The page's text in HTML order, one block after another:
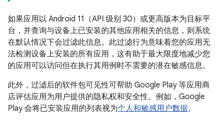
如果应用以 Android 11（API 级别 30）或更高版本为目标平
台，并查询与设备上已安装的其他应用相关的信息，则系统
在默认情况下会过滤此信息。此过滤行为意味着您的应用无
法检测设备上安装的所有应用，这有助于最大限度地减少您
的应用可以访问但在执行其用例时不需要的潜在敏感信息。
此外，过滤后的软件包可见性可帮助 Google Play 等应用商
店评估应用为用户提供的隐私权和安全性。例如，Google
Play 会将已安装应用的列表视为个人和敏感用户数据。